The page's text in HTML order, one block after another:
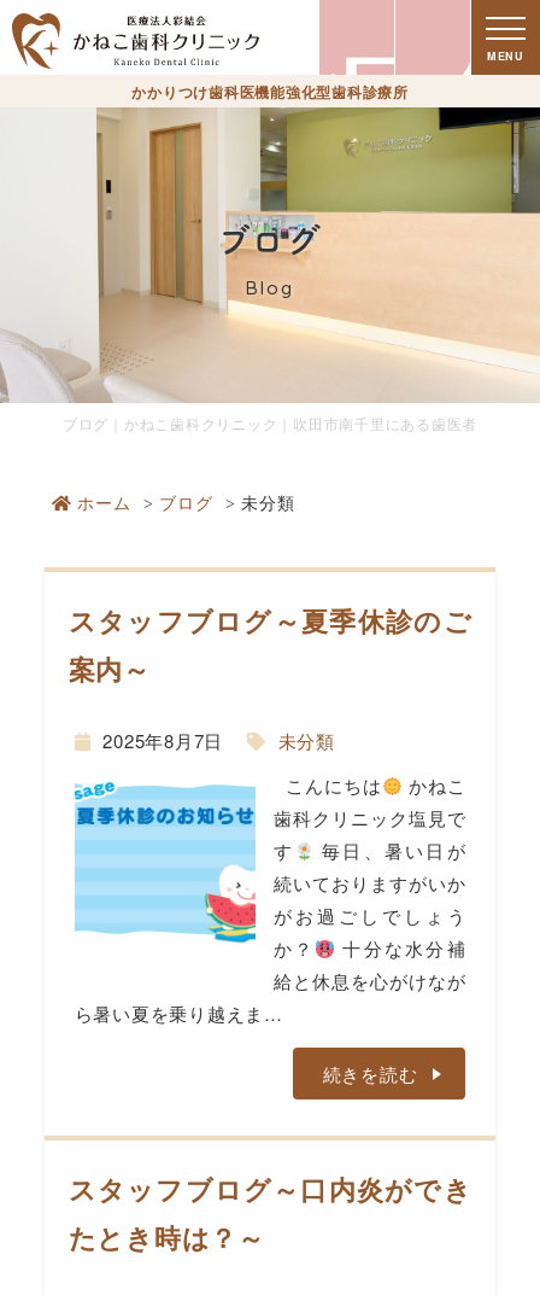
療
時
間
MENU
かかりつけ歯科医機能強化型歯科診療所
ブログ
Blog
ブログ｜かねこ歯科クリニック｜吹田市南千里にある歯医者
ホーム ブログ 未分類
スタッフブログ～夏季休診のご
案内～
2025年8月7日
未分類
こんにちは
かねこ
歯科クリニック塩見で
す
毎日、暑い日が
続いておりますがいか
がお過ごしでしょう
か？
十分な水分補
給と休息を心がけなが
ら暑い夏を乗り越えま…
続きを読む
スタッフブログ～口内炎ができ
たとき時は？～